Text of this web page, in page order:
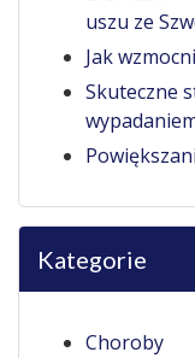
uszu ze
Jak
Skuteczne
Kategorie
Choroby